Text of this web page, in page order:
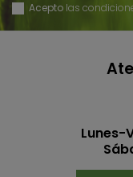
Acepto las
Lunes-